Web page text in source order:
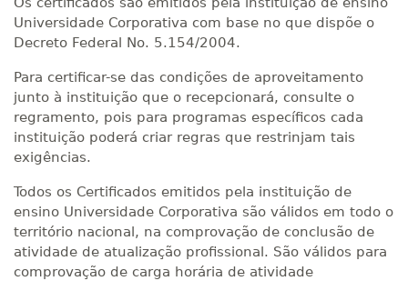
Universidade Corporativa com base no que dispõe o
Decreto Federal No. 5.154/2004.
Para certificar-se das condições de aproveitamento
junto à instituição que o recepcionará, consulte o
regramento, pois para programas específicos cada
instituição poderá criar regras que restrinjam tais
exigências.
Todos os Certificados emitidos pela instituição de
ensino Universidade Corporativa são válidos em todo o
território nacional, na comprovação de conclusão de
atividade de atualização profissional. São válidos para
comprovação de carga horária de atividade